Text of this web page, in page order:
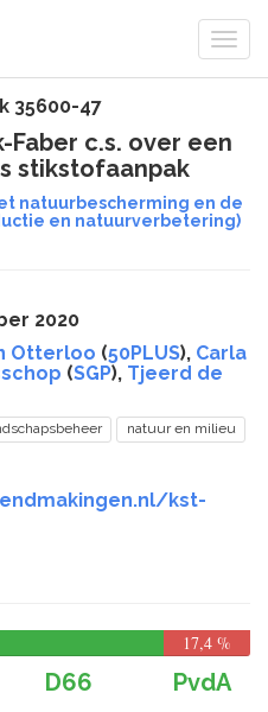
35600-47
Faber c.s. over een
stikstofaanpak
natuurbescherming en de
en natuurverbetering)
2020
Otterloo (50PLUS), Carla
(SGP), Tjeerd de
natuur en milieu
kst-
17,4 %
D66
PvdA